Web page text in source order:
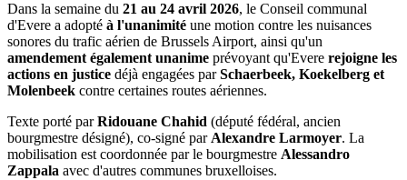
Dans la semaine du 21 au 24 avril 2026, le Conseil communal
d'Evere a adopté à l'unanimité une motion contre les nuisances
sonores du trafic aérien de Brussels Airport, ainsi qu'un
amendement également unanime prévoyant qu'Evere rejoigne les
actions en justice déjà engagées parSchaerbeek, Koekelberg et
Molenbeek contre certaines routes aériennes.
Texte porté parRidouane Chahid (député fédéral, ancien
bourgmestre désigné), co-signé par Alexandre Larmoyer. La
mobilisation est coordonnée par le bourgmestre Alessandro
Zappala avec d'autres communes bruxelloises.